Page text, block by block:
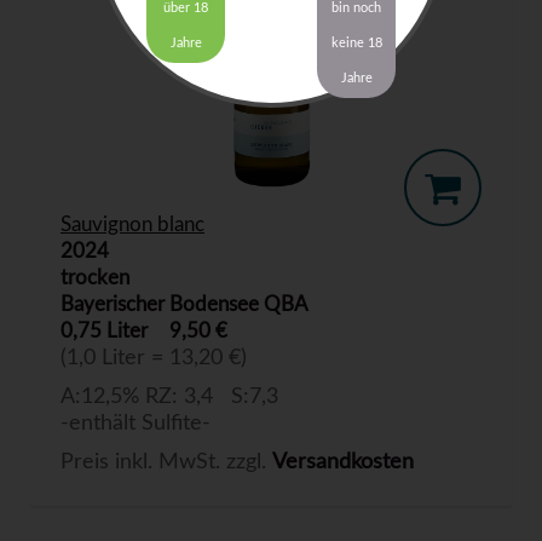
Sauvignon blanc
2024
trocken
Bayerischer Bodensee QBA
0,75 Liter
9,50 €
(1,0 Liter = 13,20 €)
A:12,5% RZ: 3,4 S:7,3
-enthält Sulfite-
Preis inkl. MwSt. zzgl. Versandkosten
über 18
Jahre
bin noch
keine 18
Jahre